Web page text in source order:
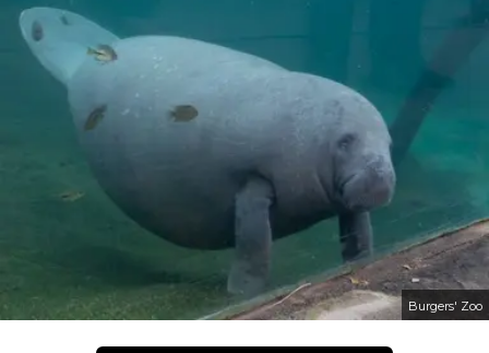
Burgers' Zoo